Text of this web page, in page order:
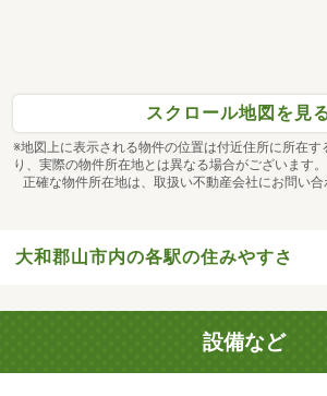
スクロール地図を見
※地図上に表示される物件の位置は付近住所に所在す
り、実際の物件所在地とは異なる場合がございます。
正確な物件所在地は、取扱い不動産会社にお問い合
大和郡山市内の各駅の住みやすさ
設備など